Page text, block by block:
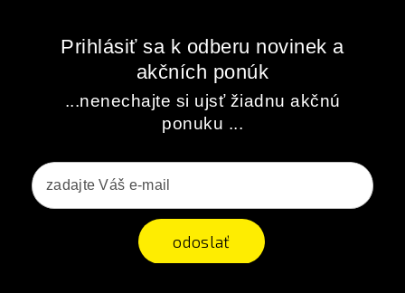
Prihlásiť sa k odberu novinek a
akčních ponúk
...nenechajte si ujsť žiadnu akčnú
ponuku ...
odoslať